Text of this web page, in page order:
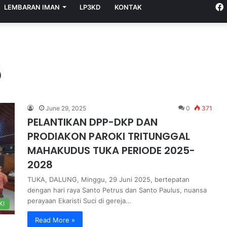
LEMBARAN IMAN LP3KD KONTAK
June 29, 2025 0 371
PELANTIKAN DPP-DKP DAN
PRODIAKON PAROKI TRITUNGGAL
MAHAKUDUS TUKA PERIODE 2025-
2028
TUKA, DALUNG, Minggu, 29 Juni 2025, bertepatan
dengan hari raya Santo Petrus dan Santo Paulus, nuansa
perayaan Ekaristi Suci di gereja…
Read More »